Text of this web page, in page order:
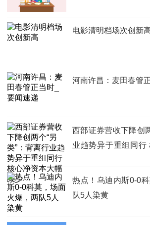
电影清明档场次创新
河南许昌：麦田春管
西部证券营收下降创
业趋势异于重组同行
热点！乌迪内斯0-0
队5人染黄